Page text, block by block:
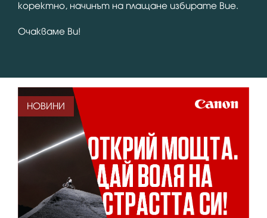
коректно, начинът на плащане избирате Вие.
Очакваме Ви!
НОВИНИ